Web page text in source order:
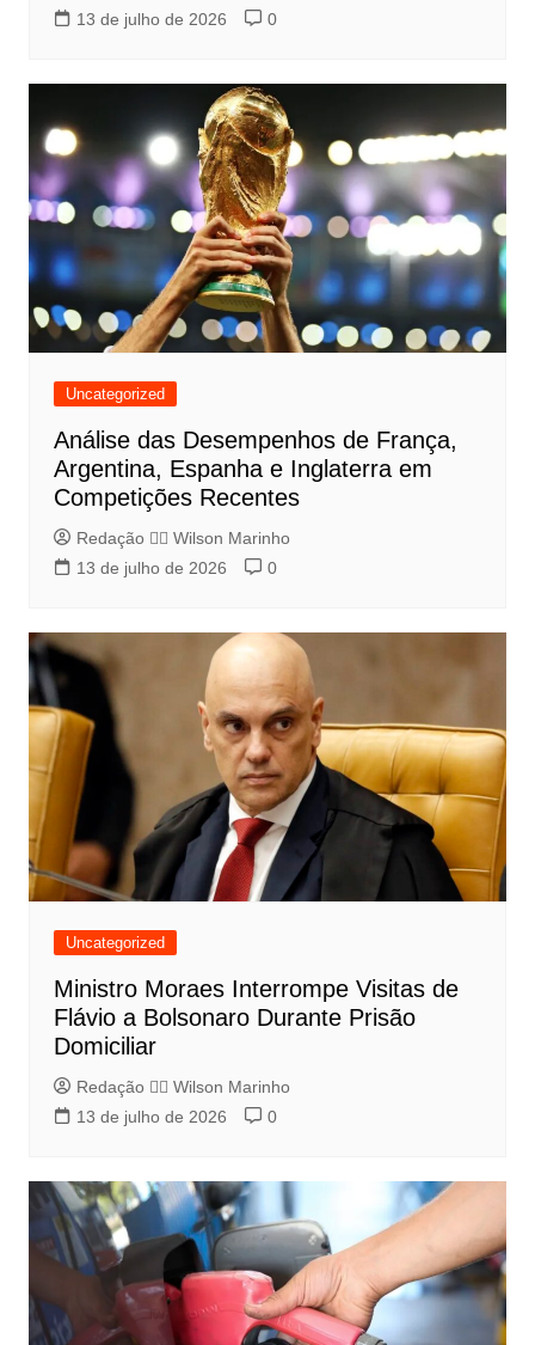
13 de julho de 2026
0
Uncategorized
Análise das Desempenhos de França,
Argentina, Espanha e Inglaterra em
Competições Recentes
Redação 👨‍⚖️​ Wilson Marinho
13 de julho de 2026
0
Uncategorized
Ministro Moraes Interrompe Visitas de
Flávio a Bolsonaro Durante Prisão
Domiciliar
Redação 👨‍⚖️​ Wilson Marinho
13 de julho de 2026
0